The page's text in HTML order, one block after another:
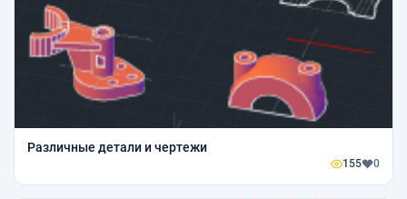
Различные детали и чертежи
155 0